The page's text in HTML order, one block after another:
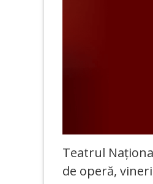
Teatrul
de operă,